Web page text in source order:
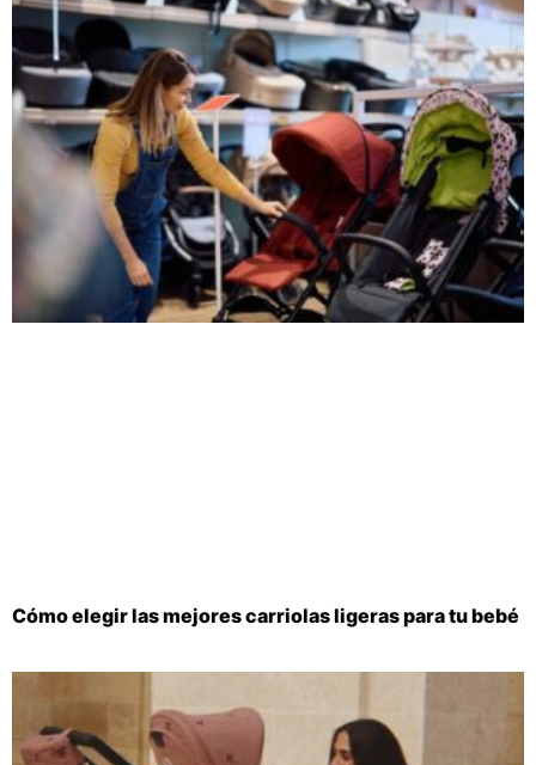
Cómo elegir las mejores carriolas ligeras para tu bebé